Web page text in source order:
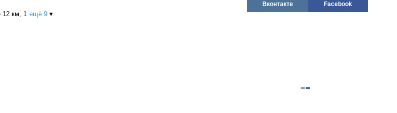
Вконтакте Facebook
12 км, 1 ещё 9 ▾